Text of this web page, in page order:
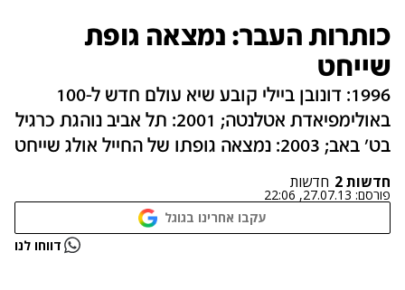
כותרות העבר: נמצאה גופת
שייחט
1996: דונובן ביילי קובע שיא עולם חדש ל-100
באולימפיאדת אטלנטה; 2001: תל אביב נוהגת כרגיל
בט' באב; 2003: נמצאה גופתו של החייל אולג שייחט
חדשות 2 חדשות
פורסם: 27.07.13, 22:06
עקבו אחרינו בגוגל
נתקלנו בבעיה דווחו לנו